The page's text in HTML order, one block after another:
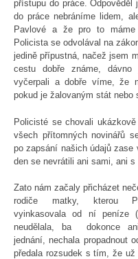
přístupu do práce.
do práce nebráníme lidem,
Pavlové a že pro to máme
Policista se odvolával na
jedině přípustná, načež jsem
cestu dobře známe,
vyčerpali a dobře víme, že
pokud je žalovaným stát nebo
Policisté se chovali
všech přítomných novinářů
po zapsání našich údajů
den se nevrátili ani sami, ani s
Zato nám začaly přicházet
rodiče matky, kterou
vyinkasovala od ní peníze
neudělala, ba dokonce
jednání, nechala propadnout
předala rozsudek s tím, že